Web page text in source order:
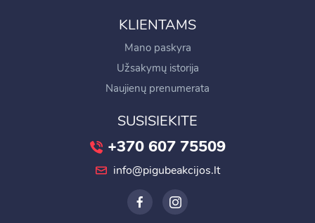
KLIENTAMS
Mano paskyra
Užsakymų istorija
Naujienų prenumerata
SUSISIEKITE
+370 607 75509
info@pigubeakcijos.lt